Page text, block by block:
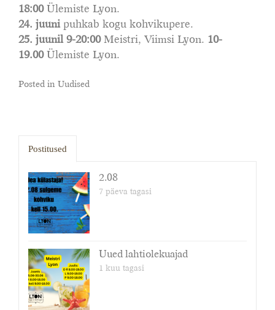
18:00Ülemiste Lyon.
24. juuni puhkab kogu kohvikupere.
25. juunil 9-20:00Meistri, Viimsi Lyon. 10-
19.00Ülemiste Lyon.
Posted in Uudised
Postitused
2.08
7 päeva tagasi
Uued lahtiolekuajad
1 kuu tagasi